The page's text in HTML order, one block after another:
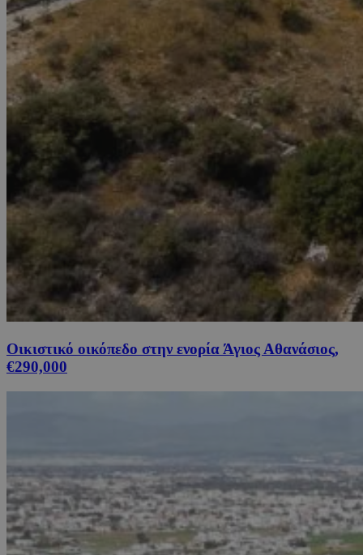
Οικιστικό οικόπεδο στην ενορία Άγιος Αθανάσιος,
€290,000